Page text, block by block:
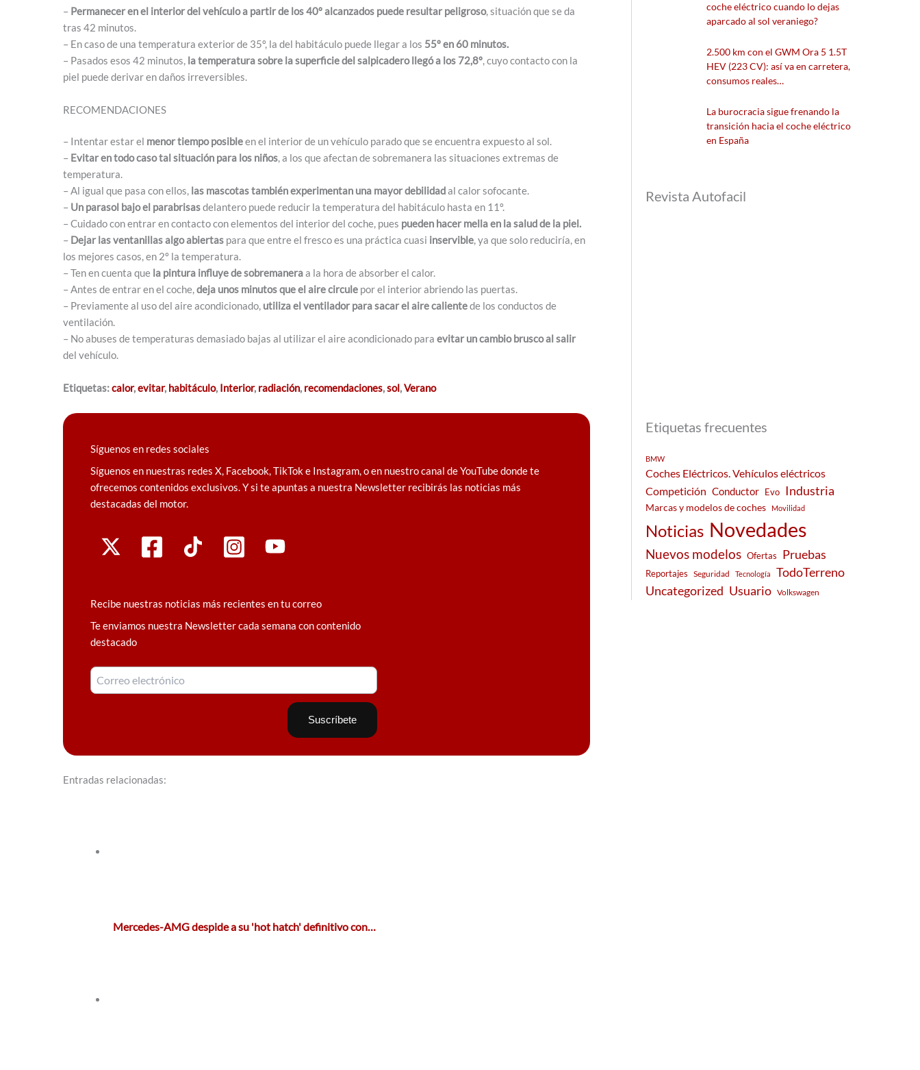
– Permanecer en el interior del vehículo a partir de los 40º alcanzados puede resultar peligroso, situación que se da
tras 42 minutos.
– En caso de una temperatura exterior de 35º, la del habitáculo puede llegar a los 55º en 60 minutos.
– Pasados esos 42 minutos, la temperatura sobre la superficie del salpicadero llegó a los 72,8º, cuyo contacto con la
piel puede derivar en daños irreversibles.
RECOMENDACIONES
– Intentar estar el menor tiempo posibleen el interior de un vehículo parado que se encuentra expuesto al sol.
– Evitar en todo caso tal situación para los niños, a los que afectan de sobremanera las situaciones extremas de
temperatura.
– Al igual que pasa con ellos, las mascotas también experimentan una mayor debilidadal calor sofocante.
– Un parasol bajo el parabrisasdelantero puede reducir la temperatura del habitáculo hasta en 11º.
– Cuidado con entrar en contacto con elementos del interior del coche, pues pueden hacer mella en la salud de la piel.
– Dejar las ventanillas algo abiertas para que entre el fresco es una práctica cuasi inservible, ya que solo reduciría, en
los mejores casos, en 2º la temperatura.
– Ten en cuenta que la pintura influye de sobremaneraa la hora de absorber el calor.
– Antes de entrar en el coche,deja unos minutos que el aire circule por el interior abriendo las puertas.
– Previamente al uso del aire acondicionado, utiliza el ventilador para sacar el aire calientede los conductos de
ventilación.
– No abuses de temperaturas demasiado bajas al utilizar el aire acondicionado para evitar un cambio brusco al salir
del vehículo.
Etiquetas:calor,evitar, habitáculo, Interior, radiación, recomendaciones,sol,Verano
Síguenos en redes sociales
Síguenos en nuestras redes X, Facebook, TikTok e Instagram, o en nuestro canal de YouTube donde te
ofrecemos contenidos exclusivos. Y si te apuntas a nuestra Newsletter recibirás las noticias más
destacadas del motor.
Recibe nuestras noticias más recientes en tu correo
Te enviamos nuestra Newsletter cada semana con contenido
destacado
Entradas relacionadas:
Mercedes-AMG despide a su 'hot hatch' definitivo con…
coche eléctrico cuando lo dejas
aparcado al sol veraniego?
2.500 km con el GWM Ora 5 1.5T
HEV (223 CV): así va en carretera,
consumos reales…
La burocracia sigue frenando la
transición hacia el coche eléctrico
en España
Revista Autofacil
Etiquetas frecuentes
BMW
Coches Eléctricos. Vehículos eléctricos
Competición Conductor Evo Industria
Marcas y modelos de coches Movilidad
Noticias Novedades
Nuevos modelos Ofertas Pruebas
Reportajes Seguridad Tecnología
TodoTerreno
Uncategorized Usuario Volkswagen